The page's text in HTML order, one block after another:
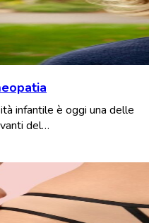
infantile è oggi una delle
del…